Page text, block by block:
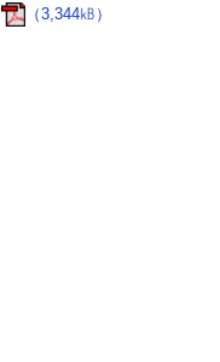
（3,344㎅）